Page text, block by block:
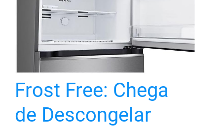
Frost Free: Chega
de Descongelar